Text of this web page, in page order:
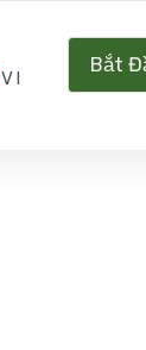
VI
Bắt